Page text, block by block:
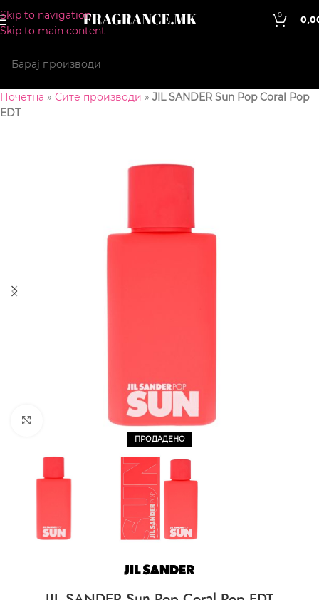
Skip to navigation
Skip to main content
0
Почетна » Сите производи » JIL SANDER Sun Pop Coral Pop
EDT
ПРОДАДЕНО
CLICK TO ENLARGE